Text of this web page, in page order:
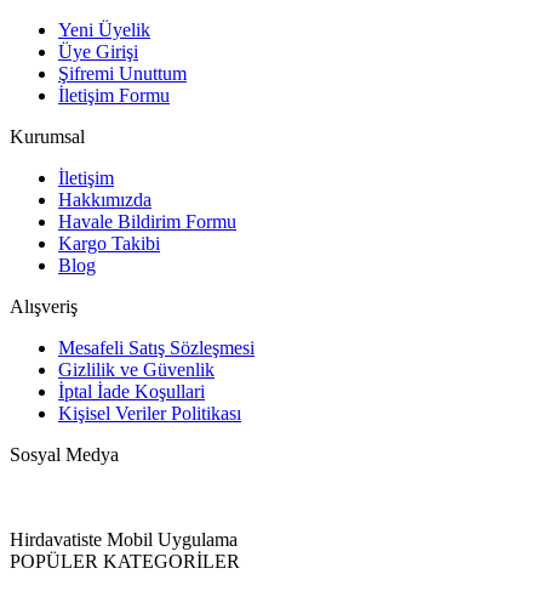
Yeni Üyelik
Üye Girişi
Şifremi Unuttum
İletişim Formu
Kurumsal
İletişim
Hakkımızda
Havale Bildirim Formu
Kargo Takibi
Blog
Alışveriş
Mesafeli Satış Sözleşmesi
Gizlilik ve Güvenlik
İptal İade Koşullari
Kişisel Veriler Politikası
Sosyal Medya
Hirdavatiste Mobil Uygulama
POPÜLER KATEGORİLER